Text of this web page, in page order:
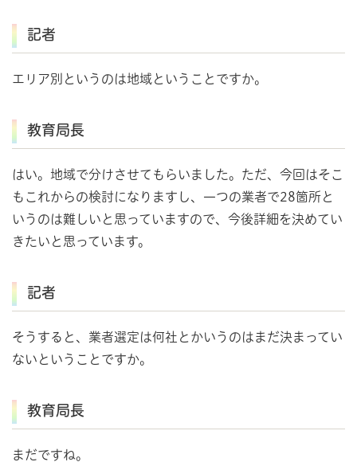
記者
エリア別というのは地域ということですか。
教育局長
はい。地域で分けさせてもらいました。ただ、今回はそこ
もこれからの検討になりますし、一つの業者で28箇所と
いうのは難しいと思っていますので、今後詳細を決めてい
きたいと思っています。
記者
そうすると、業者選定は何社とかいうのはまだ決まってい
ないということですか。
教育局長
まだですね。